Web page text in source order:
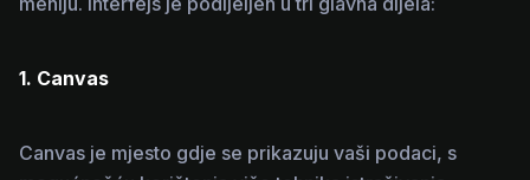
1. Canvas
Canvas je mjesto gdje se prikazuju vaši podaci, s